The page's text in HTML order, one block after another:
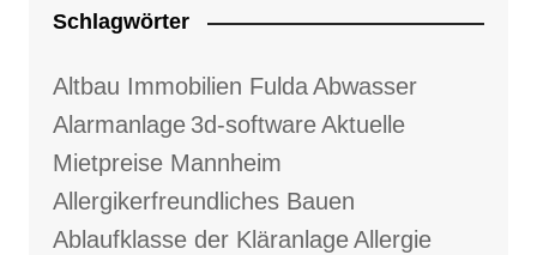
Schlagwörter
Altbau Immobilien FuldaAbwasser
Alarmanlage 3d-softwareAktuelle
Mietpreise Mannheim
Allergikerfreundliches Bauen
Ablaufklasse der KläranlageAllergie